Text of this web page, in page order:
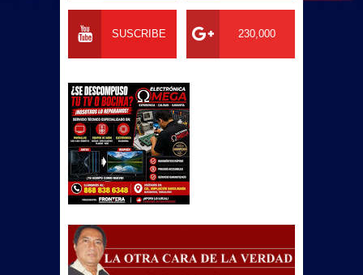
SUSCRIBE 230,000